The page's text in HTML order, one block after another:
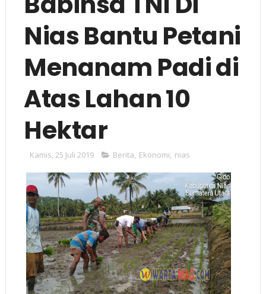
Nias Bantu Petani
Menanam Padi di
Atas Lahan 10
Hektar
Kamis, 25 Juli 2019 Berita, Ekonomi, nias